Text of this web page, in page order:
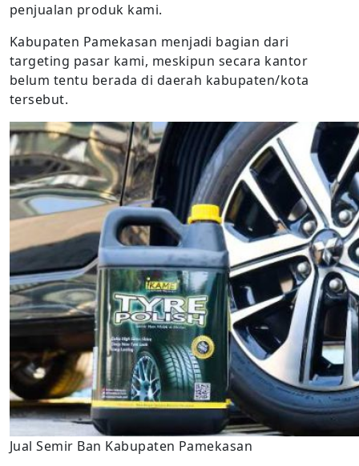
penjualan produk kami.
Kabupaten Pamekasan menjadi bagian dari
targeting pasar kami, meskipun secara kantor
belum tentu berada di daerah kabupaten/kota
tersebut.
Jual Semir Ban Kabupaten Pamekasan